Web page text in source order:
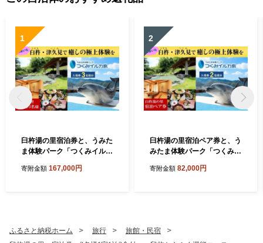
1
臼杵湯の里宿泊券と、うみた
ま体験パーク「つくみイルカ
ット 入場券 利用券 宿泊券 体
寄附金額 167,000円
2
臼杵湯の里宿泊ペア券と、う
みたま体験パーク「つくみイ
チケット ペア入場券 利用券
寄附金額 82,000円
ふるさと納税ホーム 旅行
旅館・民宿